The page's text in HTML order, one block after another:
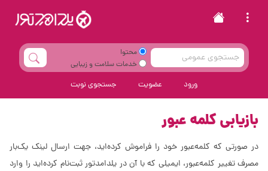
محتوا
خدمات سلامت و زیبایی
ورود عضویت جستجوی نوبت
بازیابی کلمه عبور
در صورتی که کلمه‌عبور خود را فراموش کرده‌اید، جهت ارسال لینک یک‌بار
مصرف تغییر کلمه‌عبور، ایمیلی که با آن در یلدامدتور ثبت‌نام کرده‌اید را وارد